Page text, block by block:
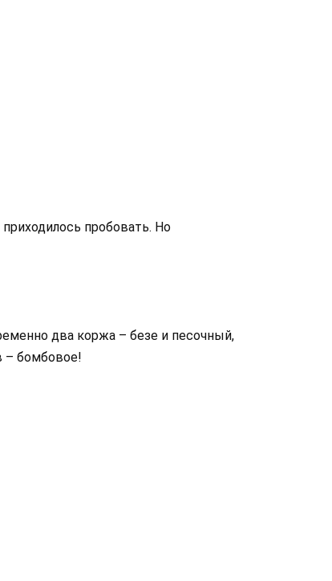
пробовать. Но
два коржа – безе и песочный,
– бомбовое!